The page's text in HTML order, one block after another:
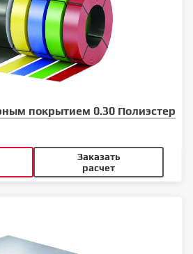
покрытием 0.30 Полиэстер
Заказать
расчет